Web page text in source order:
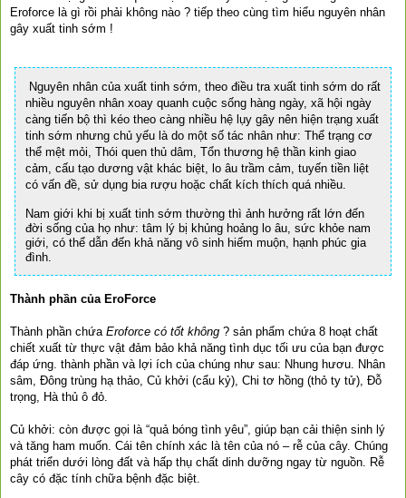
Eroforce là gì rồi phải không nào ? tiếp theo cùng tìm hiểu nguyên nhân
gây xuất tinh sớm !
Nguyên nhân của xuất tinh sớm, theo điều tra xuất tinh sớm do rất
nhiều nguyên nhân xoay quanh cuộc sống hàng ngày, xã hội ngày
càng tiến bộ thì kéo theo càng nhiều hệ lụy gây nên hiện trạng xuất
tinh sớm nhưng chủ yếu là do một số tác nhân như: Thể trạng cơ
thể mệt mỏi, Thói quen thủ dâm, Tổn thương hệ thần kinh giao
cảm, cấu tạo dương vật khác biệt, lo âu trầm cảm, tuyến tiền liệt
có vấn đề, sử dụng bia rượu hoặc chất kích thích quá nhiều.
Nam giới khi bị xuất tinh sớm thường thì ảnh hưởng rất lớn đến
đời sống của họ như: tâm lý bị khủng hoảng lo âu, sức khỏe nam
giới, có thể dẫn đến khả năng vô sinh hiếm muộn, hạnh phúc gia
đình.
Thành phần của EroForce
Thành phần chứa Eroforce có tốt không ? sản phẩm chứa 8 hoạt chất
chiết xuất từ thực vật đảm bảo khả năng tình dục tối ưu của bạn được
đáp ứng. thành phần và lợi ích của chúng như sau: Nhung hươu. Nhân
sâm, Đông trùng hạ thảo, Củ khởi (cẩu kỷ), Chi tơ hồng (thỏ ty tử), Đỗ
trọng, Hà thủ ô đỏ.
Củ khởi: còn được gọi là “quả bóng tình yêu”, giúp bạn cải thiện sinh lý
và tăng ham muốn. Cái tên chính xác là tên của nó – rễ của cây. Chúng
phát triển dưới lòng đất và hấp thụ chất dinh dưỡng ngay từ nguồn. Rễ
cây có đặc tính chữa bệnh đặc biệt.